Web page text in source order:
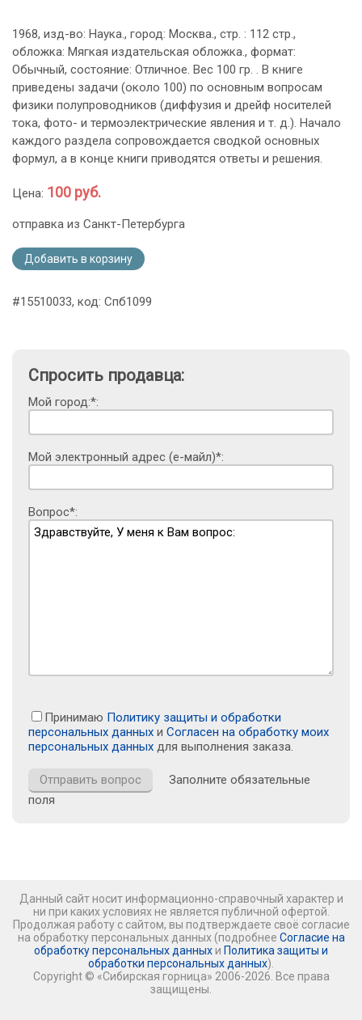
1968, изд-во: Наука., город: Москва., стр. : 112 стр.,
обложка: Мягкая издательская обложка., формат:
Обычный, состояние: Отличное. Вес 100 гр. . В книге
приведены задачи (около 100) по основным вопросам
физики полупроводников (диффузия и дрейф носителей
тока, фото- и термоэлектрические явления и т. д.). Начало
каждого раздела сопровождается сводкой основных
формул, а в конце книги приводятся ответы и решения.
Цена: 100 руб.
отправка из Санкт-Петербурга
Добавить в корзину
#15510033, код: Спб1099
Спросить продавца:
Мой город:*:
Мой электронный адрес (е-майл)*:
Вопрос*:
Принимаю Политику защиты и обработки
персональных данных и Согласен на обработку моих
персональных данных для выполнения заказа.
Заполните обязательные
поля
Данный сайт носит информационно-справочный характер и
ни при каких условиях не является публичной офертой.
Продолжая работу с сайтом, вы подтверждаете своё согласие
на обработку персональных данных (подробнее Согласие на
обработку персональных данных и Политика защиты и
обработки персональных данных).
Copyright © «Сибирская горница» 2006-2026. Все права
защищены.